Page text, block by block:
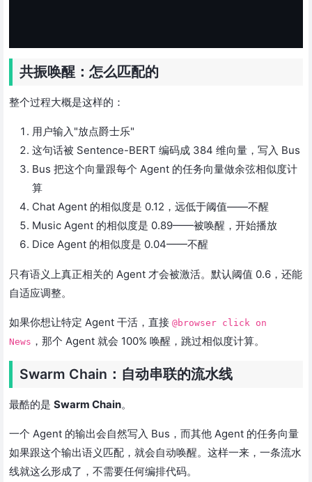
共振唤醒：怎么匹配的
整个过程大概是这样的：
用户输入"放点爵士乐"
这句话被 Sentence-BERT 编码成 384 维向量，写入 Bus
Bus 把这个向量跟每个 Agent 的任务向量做余弦相似度计
算
Chat Agent 的相似度是 0.12，远低于阈值——不醒
Music Agent 的相似度是 0.89——被唤醒，开始播放
Dice Agent 的相似度是 0.04——不醒
只有语义上真正相关的 Agent 才会被激活。默认阈值 0.6，还能
自适应调整。
如果你想让特定 Agent 干活，直接 @browser click on
News ，那个 Agent 就会 100% 唤醒，跳过相似度计算。
Swarm Chain：自动串联的流水线
最酷的是 Swarm Chain。
一个 Agent 的输出会自然写入 Bus，而其他 Agent 的任务向量
如果跟这个输出语义匹配，就会自动唤醒。这样一来，一条流水
线就这么形成了，不需要任何编排代码。